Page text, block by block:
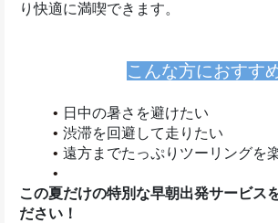
り快適に満喫できます。
こんな方におすす
日中の暑さを避けたい
渋滞を回避して走りたい
遠方までたっぷりツーリングを
この夏だけの特別な早朝出発サービス
ださい！